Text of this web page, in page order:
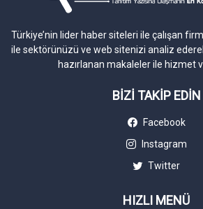
Türkiye’nin lider haber siteleri ile çalışan
ile sektörünüzü ve web sitenizi analiz
hazırlanan makaleler ile hizmet
BİZİ TAKİP EDİN
Facebook
Instagram
Twitter
HIZLI MENÜ